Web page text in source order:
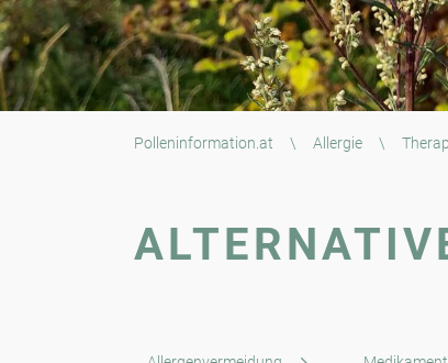
Polleninformation.at \ Allergie \